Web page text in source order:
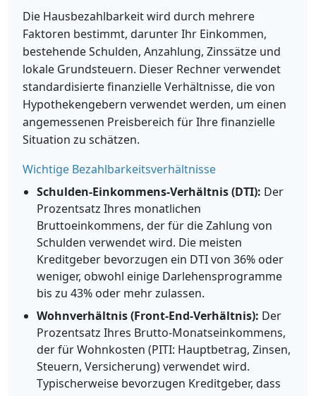
Die Hausbezahlbarkeit wird durch mehrere
Faktoren bestimmt, darunter Ihr Einkommen,
bestehende Schulden, Anzahlung, Zinssätze und
lokale Grundsteuern. Dieser Rechner verwendet
standardisierte finanzielle Verhältnisse, die von
Hypothekengebern verwendet werden, um einen
angemessenen Preisbereich für Ihre finanzielle
Situation zu schätzen.
Wichtige Bezahlbarkeitsverhältnisse
Schulden-Einkommens-Verhältnis (DTI): Der
Prozentsatz Ihres monatlichen
Bruttoeinkommens, der für die Zahlung von
Schulden verwendet wird. Die meisten
Kreditgeber bevorzugen ein DTI von 36% oder
weniger, obwohl einige Darlehensprogramme
bis zu 43% oder mehr zulassen.
Wohnverhältnis (Front-End-Verhältnis): Der
Prozentsatz Ihres Brutto-Monatseinkommens,
der für Wohnkosten (PITI: Hauptbetrag, Zinsen,
Steuern, Versicherung) verwendet wird.
Typischerweise bevorzugen Kreditgeber, dass